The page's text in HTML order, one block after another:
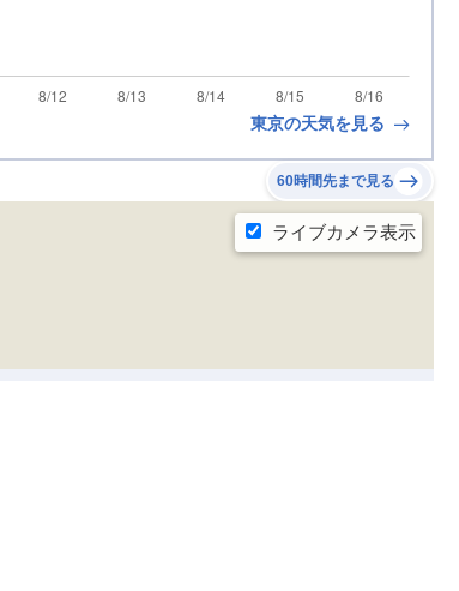
東京の天気を見る
60時間先まで見る